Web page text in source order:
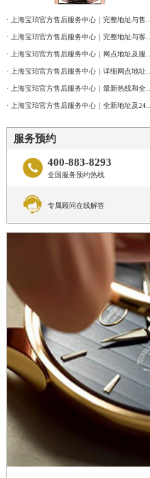
· 上海宝珀官方售后服务中心｜完整地址与客服电话权威信息公告（2026年7月最新）
· 上海宝珀官方售后服务中心｜详细网点地址及热线权威信息公告（2026年7月最新）
· 上海宝珀官方售后服务中心｜最新热线和全部维修地址权威信息公告（2026年7月最新）
· 上海宝珀官方售后服务中心｜全新地址及24小时服务电话权威信息公告（2026年7月最新）
服务预约
 400-883-8293
全国服务预约热线
 专属顾问在线解答